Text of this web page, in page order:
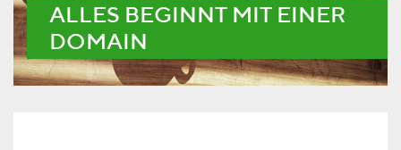
ALLES BEGINNT MIT EINER
DOMAIN